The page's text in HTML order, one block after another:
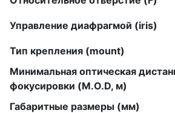
Управление диафрагмой (iris)
Тип крепления (mount)
Минимальная оптическая
фокусировки (M.O.D, м)
Габаритные размеры (мм)